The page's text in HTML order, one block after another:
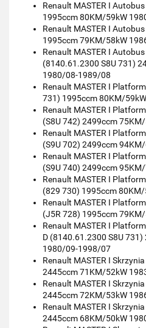
Renault MASTER I
1995ccm 80KM/59kW
Renault MASTER I
1995ccm 79KM/58kW
Renault MASTER I
(8140.61.2300 S8U 731)
1980/08-1989/08
Renault MASTER I
731) 1995ccm 80KM/
Renault MASTER I
(S8U 742) 2499ccm
Renault MASTER I
(S9U 702) 2499ccm
Renault MASTER I
(S9U 740) 2499ccm
Renault MASTER I
(829 730) 1995ccm
Renault MASTER I
(J5R 728) 1995ccm
Renault MASTER I
D (8140.61.2300 S8U
1980/09-1998/07
Renault MASTER I
2445ccm 71KM/52kW
Renault MASTER I
2445ccm 72KM/53kW
Renault MASTER I
2445ccm 68KM/50kW